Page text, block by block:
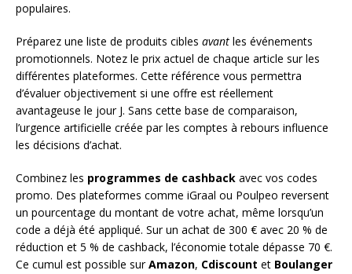
populaires.
Préparez une liste de produits cibles avant les événements
promotionnels. Notez le prix actuel de chaque article sur les
différentes plateformes. Cette référence vous permettra
d’évaluer objectivement si une offre est réellement
avantageuse le jour J. Sans cette base de comparaison,
l’urgence artificielle créée par les comptes à rebours influence
les décisions d’achat.
Combinez les programmes de cashback avec vos codes
promo. Des plateformes comme iGraal ou Poulpeo reversent
un pourcentage du montant de votre achat, même lorsqu’un
code a déjà été appliqué. Sur un achat de 300 € avec 20 % de
réduction et 5 % de cashback, l’économie totale dépasse 70 €.
Ce cumul est possible surAmazon, Cdiscount et Boulanger